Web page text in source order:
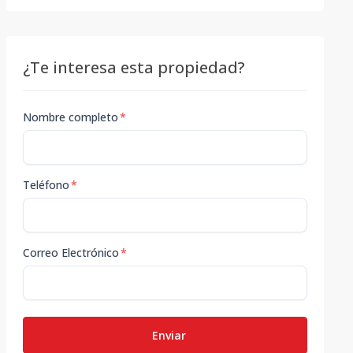
¿Te interesa esta propiedad?
Nombre completo*
Teléfono*
Correo Electrónico*
Enviar